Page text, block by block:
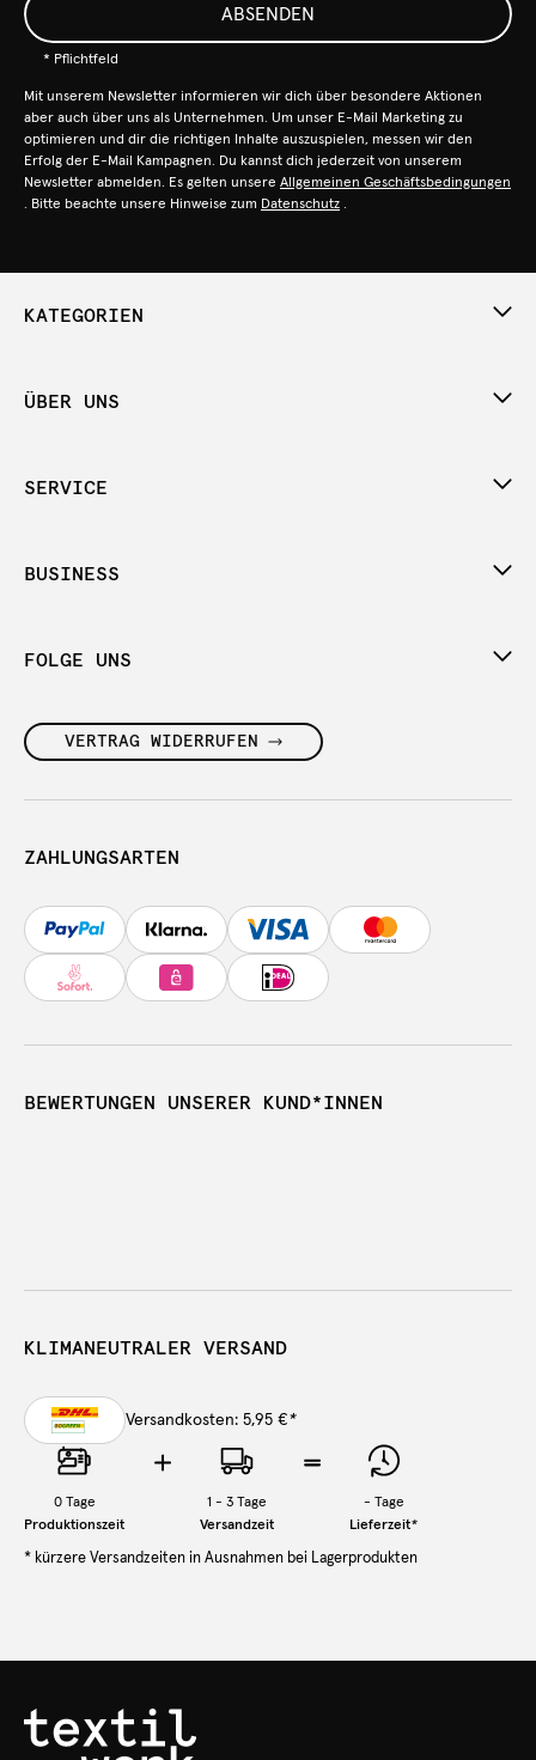
ABSENDEN
* Pflichtfeld
Mit unserem Newsletter informieren wir dich über besondere Aktionen
aber auch über uns als Unternehmen. Um unser E-Mail Marketing zu
optimieren und dir die richtigen Inhalte auszuspielen, messen wir den
Erfolg der E-Mail Kampagnen. Du kannst dich jederzeit von unserem
Newsletter abmelden. Es gelten unsere Allgemeinen Geschäftsbedingungen
. Bitte beachte unsere Hinweise zum Datenschutz .
KATEGORIEN
ÜBER UNS
SERVICE
BUSINESS
FOLGE UNS
VERTRAG WIDERRUFEN
ZAHLUNGSARTEN
BEWERTUNGEN UNSERER KUND*INNEN
KLIMANEUTRALER VERSAND
Versandkosten: 5,95 €*
0Tage
Produktionszeit
1 - 3 Tage
Versandzeit
- Tage
Lieferzeit*
* kürzere Versandzeiten in Ausnahmen bei Lagerprodukten